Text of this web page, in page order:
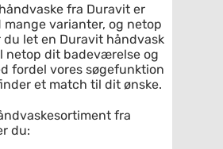
fra Duravit er
mange varianter, og netop
let en Duravit håndvask
netop dit badeværelse og
fordel vores søgefunktion
et match til dit ønske.
fra
du: